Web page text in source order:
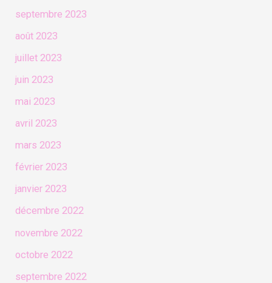
septembre 2023
août 2023
juillet 2023
juin 2023
mai 2023
avril 2023
mars 2023
février 2023
janvier 2023
décembre 2022
novembre 2022
octobre 2022
septembre 2022